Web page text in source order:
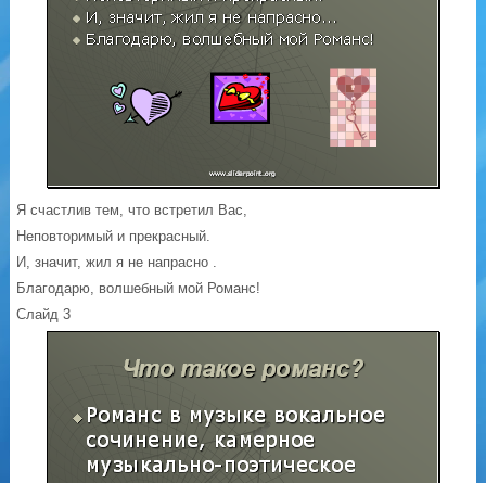
Я счастлив тем, что встретил Вас,
Неповторимый и прекрасный.
И, значит, жил я не напрасно .
Благодарю, волшебный мой Романс!
Слайд 3